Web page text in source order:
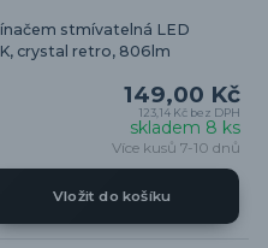
stmívatelná LED
crystal retro, 806lm
149,00 Kč
123,14 Kč bez DPH
skladem 8 ks
Více kusů 7-10 dnů
Vložit do košíku